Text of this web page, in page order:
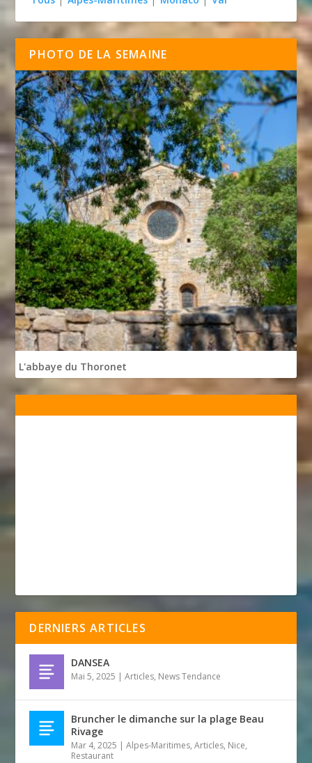
PHOTO DE LA SEMAINE
L'abbaye du Thoronet
DERNIERS ARTICLES
DANSEA
Mai 5, 2025 |Articles, News Tendance
Bruncher le dimanche sur la plage Beau
Rivage
Mar 4, 2025 |Alpes-Maritimes,Articles, Nice,
Restaurant